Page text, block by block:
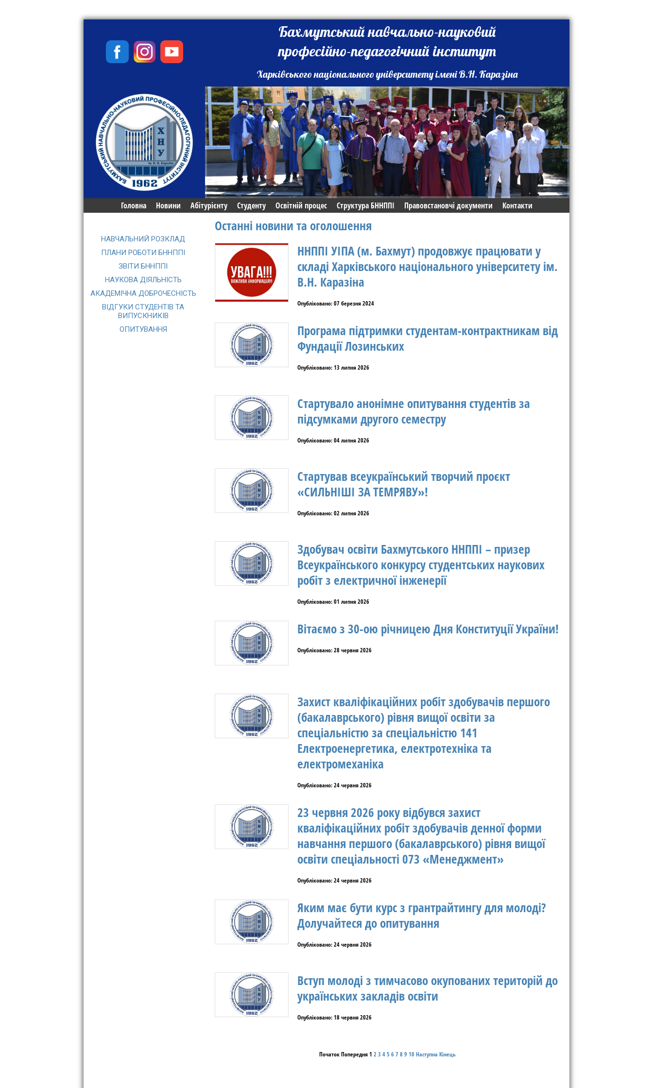
Бахмутський навчально-науковий
професійно-педагогічний інститут
Харківського національного університету імені В.Н. Каразіна
Головна Новини Абітурієнту Студенту Освітній процес Структура БННППІ Правовстановчі документи Контакти
Останні новини та оголошення
ННППІ УІПА (м. Бахмут) продовжує працювати у
складі Харківського національного університету ім.
В.Н. Каразіна
Опубліковано: 07 березня 2024
Програма підтримки студентам-контрактникам від
Фундації Лозинських
Опубліковано: 13 липня 2026
Стартувало анонімне опитування студентів за
підсумками другого семестру
Опубліковано: 04 липня 2026
Стартував всеукраїнський творчий проєкт
«СИЛЬНІШІ ЗА ТЕМРЯВУ»!
Опубліковано: 02 липня 2026
Здобувач освіти Бахмутського ННППІ – призер
Всеукраїнського конкурсу студентських наукових
робіт з електричної інженерії
Опубліковано: 01 липня 2026
Вітаємо з 30-ою річницею Дня Конституції України!
Опубліковано: 28 червня 2026
Захист кваліфікаційних робіт здобувачів першого
(бакалаврського) рівня вищої освіти за
спеціальністю за спеціальністю 141
Електроенергетика, електротехніка та
електромеханіка
Опубліковано: 24 червня 2026
23 червня 2026 року відбувся захист
кваліфікаційних робіт здобувачів денної форми
навчання першого (бакалаврського) рівня вищої
освіти спеціальності 073 «Менеджмент»
Опубліковано: 24 червня 2026
Яким має бути курс з грантрайтингу для молоді?
Долучайтеся до опитування
Опубліковано: 24 червня 2026
Вступ молоді з тимчасово окупованих територій до
українських закладів освіти
Опубліковано: 18 червня 2026
Початок Попередня 1 2 3 4 5 6 7 8 9 10 Наступна Кінець
НАВЧАЛЬНИЙ РОЗКЛАД
ПЛАНИ РОБОТИ БННППІ
ЗВІТИ БННППІ
НАУКОВА ДІЯЛЬНІСТЬ
АКАДЕМІЧНА ДОБРОЧЕСНІСТЬ
ВІДГУКИ СТУДЕНТІВ ТА
ВИПУСКНИКІВ
ОПИТУВАННЯ